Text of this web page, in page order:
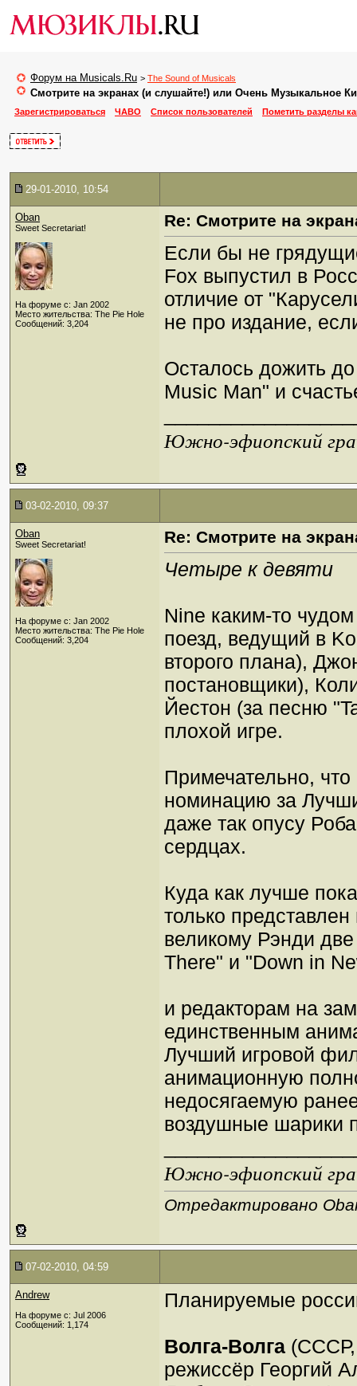
Форум на Musicals.Ru > The Sound of Musicals
Смотрите на экранах (и слушайте!) или Очень Музыкальное
Зарегистрироваться ЧАВО Список пользователей Пометить разделы
29-01-2010, 10:54
Oban
Sweet Secretariat!
На форуме с: Jan 2002
Место жительства: The Pie Hole
Сообщений: 3,204
Re: Смотрите на
Если бы не
Fox выпустил в
отличие от
не про издание,
Осталось дожить
Music Man" и
Южно-эфиопский
03-02-2010, 09:37
Oban
Sweet Secretariat!
На форуме с: Jan 2002
Место жительства: The Pie Hole
Сообщений: 3,204
Re: Смотрите на
Четыре к девяти
Nine каким-то
поезд, ведущий в
второго плана),
постановщики),
Йестон (за песню
плохой игре.
Примечательно, что
номинацию за
даже так опусу
сердцах.
Куда как лучше
только
великому Рэнди
There" и "Down in
и редакторам на
единственным
Лучший игровой
анимационную
недосягаемую
воздушные шарики
Южно-эфиопский
Отредактировано
07-02-2010, 04:59
Andrew
На форуме с: Jul 2006
Сообщений: 1,174
Планируемые
Волга-Волга (СССР,
режиссёр Георгий